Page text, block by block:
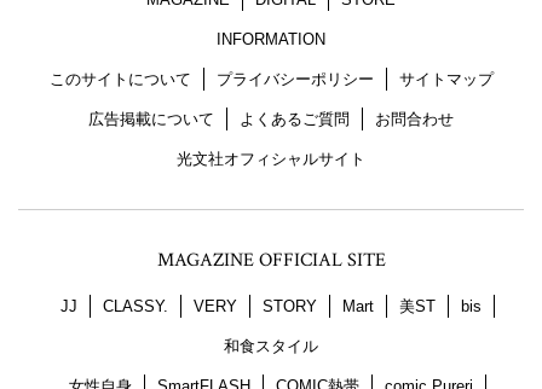
INFORMATION
このサイトについて プライバシーポリシー サイトマップ
広告掲載について よくあるご質問 お問合わせ
光文社オフィシャルサイト
MAGAZINE OFFICIAL SITE
JJ CLASSY. VERY STORY Mart 美ST bis
和食スタイル